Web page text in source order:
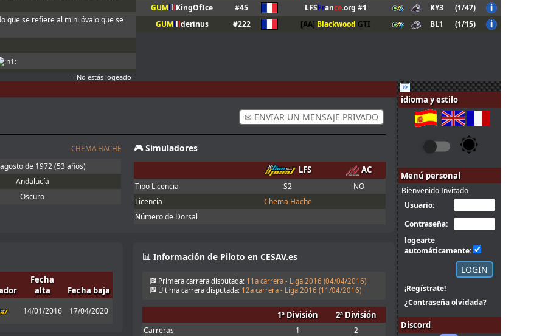
que se refiere al mini óvalo que se
Y t3, a fondo o a casa
obligatorio, yo lo meto en la carpeta
of the adjustments allowed
en Iracing.
aquí: Enlace
GUMlllKingOfIce #45 LFSFrance.org #1 KY3
(1/47)
GUMlllderinus #222 [AA] Blackwood GTI BL1 (1/15)
--No estás logeado--
✉ ENVIAR UN MENSAJE PRIVADO
CHEMA HACHE
de 1972(53 años)
Andalucía
Oscuro
🎮 Simuladores
LFS AC
Tipo Licencia S2
NO
Licencia
Chema Hache
Número de Dorsal
Fecha
alta
Fecha baja
14/01/2016 17/04/2020
📊 Información de Piloto en CESAV.es
🏁 Primera carrera disputada: 11a carrera - Liga 2016 (04/04/2016)
🏁 Última carrera disputada: 12a carrera - Liga 2016 (11/04/2016)
1ª División 2ª División
Carreras 1
2
idioma y estilo
Menú personal
Bienvenido Invitado
Usuario:
Contraseña:
logearte
automáticamente:
¡Regístrate!
¿Contraseña olvidada?
Discord